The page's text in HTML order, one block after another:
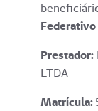
Prestador:
LTDA
Matrícula: